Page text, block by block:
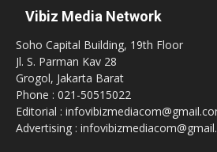
Vibiz Media Network
Soho Capital Building, 19th Floor
Jl. S. Parman Kav 28
Grogol, Jakarta Barat
Phone : 021-50515022
Editorial :
Advertising :